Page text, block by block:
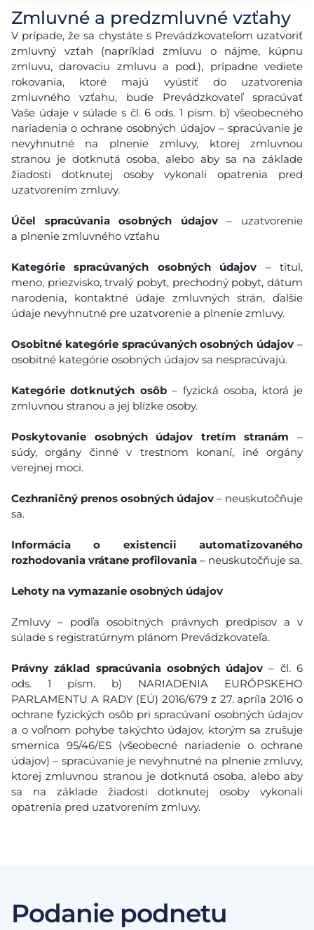
Zmluvné a predzmluvné vzťahy
V prípade, že sa chystáte s Prevádzkovateľom uzatvoriť
zmluvný vzťah (napríklad zmluvu o nájme, kúpnu
zmluvu, darovaciu zmluvu a pod.), prípadne vediete
rokovania, ktoré majú vyústiť do uzatvorenia
zmluvného vzťahu, bude Prevádzkovateľ spracúvať
Vaše údaje v súlade s čl. 6 ods. 1 písm. b) všeobecného
nariadenia o ochrane osobných údajov – spracúvanie je
nevyhnutné na plnenie zmluvy, ktorej zmluvnou
stranou je dotknutá osoba, alebo aby sa na základe
žiadosti dotknutej osoby vykonali opatrenia pred
uzatvorením zmluvy.
Účel spracúvania osobných údajov– uzatvorenie
a plnenie zmluvného vzťahu
Kategórie spracúvaných osobných údajov – titul,
meno, priezvisko, trvalý pobyt, prechodný pobyt, dátum
narodenia, kontaktné údaje zmluvných strán, ďalšie
údaje nevyhnutné pre uzatvorenie a plnenie zmluvy.
Osobitné kategórie spracúvaných osobných údajov –
osobitné kategórie osobných údajov sa nespracúvajú.
Kategórie dotknutých osôb– fyzická osoba, ktorá je
zmluvnou stranou a jej blízke osoby.
Poskytovanie osobných údajov tretím stranám –
súdy, orgány činné v trestnom konaní, iné orgány
verejnej moci.
Cezhraničný prenos osobných údajov – neuskutočňuje
sa.
Informácia o existencii automatizovaného
rozhodovania vrátane profilovania – neuskutočňuje sa.
Lehoty na vymazanie osobných údajov
Zmluvy – podľa osobitných právnych predpisov a v
súlade s registratúrnym plánom Prevádzkovateľa.
Právny základ spracúvania osobných údajov – čl. 6
ods. 1 písm. b) NARIADENIA EURÓPSKEHO
PARLAMENTU A RADY (EÚ) 2016/679 z 27. apríla 2016 o
ochrane fyzických osôb pri spracúvaní osobných údajov
a o voľnom pohybe takýchto údajov, ktorým sa zrušuje
smernica 95/46/ES (všeobecné nariadenie o ochrane
údajov) – spracúvanie je nevyhnutné na plnenie zmluvy,
ktorej zmluvnou stranou je dotknutá osoba, alebo aby
sa na základe žiadosti dotknutej osoby vykonali
opatrenia pred uzatvorením zmluvy.
Podanie podnetu